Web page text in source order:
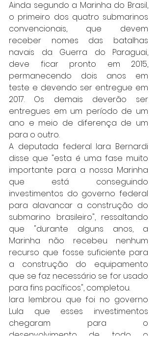
Ainda segundo a Marinha do Brasil,
o primeiro dos quatro submarinos
convencionais, que devem
receber nomes das batalhas
navais da Guerra do Paraguai,
deve ficar pronto em 2015,
permanecendo dois anos em
teste e devendo ser entregue em
2017. Os demais deverão ser
entregues em um período de um
ano e meio de diferença de um
para o outro.
A deputada federal Iara Bernardi
disse que "esta é uma fase muito
importante para a nossa Marinha
que está conseguindo
investimentos do governo federal
para alavancar a construção do
submarino brasileiro", ressaltando
que "durante alguns anos, a
Marinha não recebeu nenhum
recurso que fosse suficiente para
a construção do equipamento
que se faz necessário se for usado
para fins pacíficos", completou.
Iara lembrou que foi no governo
Lula que esses investimentos
chegaram para o
desenvolvimento de todo o